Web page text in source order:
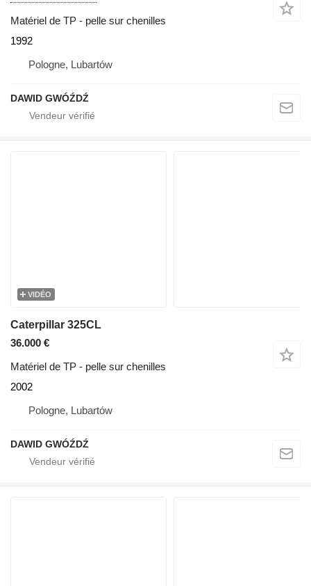
Matériel de TP - pelle sur chenilles
1992
Pologne, Lubartów
DAWID GWÓŹDŹ
VIDÉO
Caterpillar 325CL
36.000 €
Matériel de TP - pelle sur chenilles
2002
Pologne, Lubartów
DAWID GWÓŹDŹ